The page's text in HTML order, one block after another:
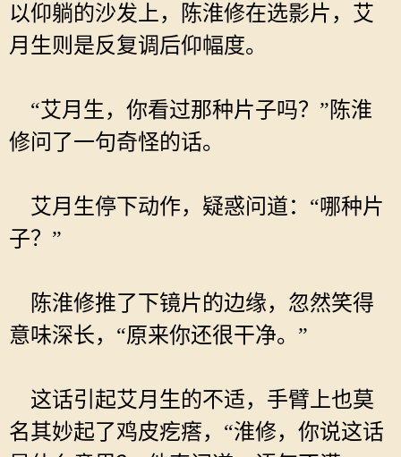
以仰躺的沙发上，陈淮修在选影片，艾
月生则是反复调后仰幅度。
“艾月生，你看过那种片子吗？”陈淮
修问了一句奇怪的话。
艾月生停下动作，疑惑问道：“哪种片
子？”
陈淮修推了下镜片的边缘，忽然笑得
意味深长，“原来你还很干净。”
这话引起艾月生的不适，手臂上也莫
名其妙起了鸡皮疙瘩，“淮修，你说这话